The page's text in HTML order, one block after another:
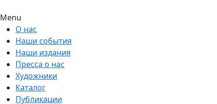
Menu
О нас
Наши события
Наши издания
Пресса о нас
Художники
Каталог
Публикации